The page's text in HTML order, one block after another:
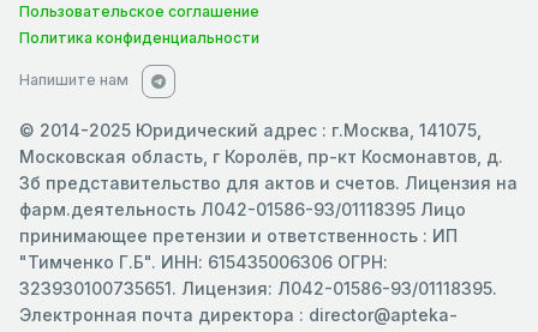
Пользовательское соглашение
Политика конфиденциальности
Напишите нам
© 2014-2025 Юридический адрес : г.Москва, 141075,
Московская область, г Королёв, пр-кт Космонавтов, д.
3б представительство для актов и счетов. Лицензия на
фарм.деятельность Л042-01586-93/01118395 Лицо
принимающее претензии и ответственность : ИП
"Тимченко Г.Б". ИНН: 615435006306 ОГРН:
323930100735651. Лицензия: Л042-01586-93/01118395.
Электронная почта директора : director@apteka-